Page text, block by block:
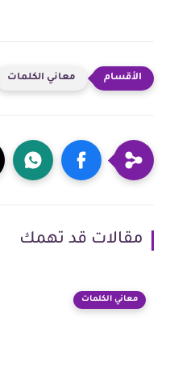
معاني الكلمات
مقالات قد تهمك
معاني الكلمات